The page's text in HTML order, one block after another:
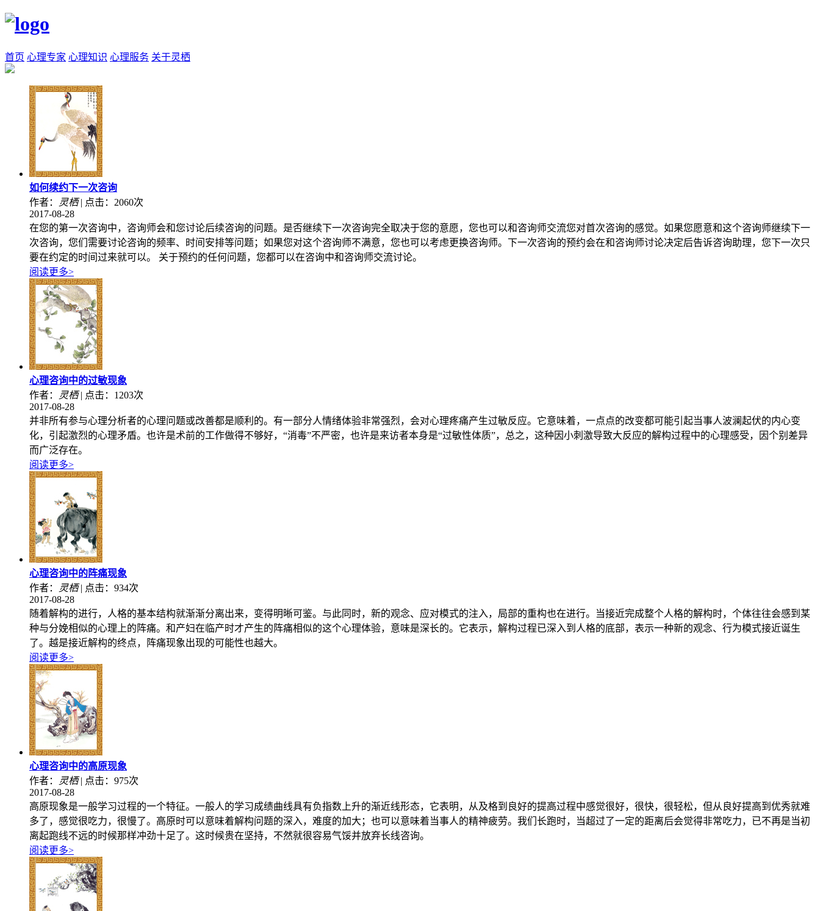
首页 心理专家 心理知识 心理服务 关于灵栖
如何续约下一次咨询
作者：
灵栖 | 点击：2060次
2017-08-28
在您的第一次咨询中，咨询师会和您讨论后续咨询的问题。是否继续下一次咨询完全取决于您的意愿，您也可以和咨询师交流您对首次咨询的感觉。如果您愿意和这个咨询师继续下一
次咨询，您们需要讨论咨询的频率、时间安排等问题；如果您对这个咨询师不满意，您也可以考虑更换咨询师。下一次咨询的预约会在和咨询师讨论决定后告诉咨询助理，您下一次只
要在约定的时间过来就可以。 关于预约的任何问题，您都可以在咨询中和咨询师交流讨论。
阅读更多>
心理咨询中的过敏现象
作者：
灵栖 | 点击：1203次
2017-08-28
并非所有参与心理分析者的心理问题或改善都是顺利的。有一部分人情绪体验非常强烈，会对心理疼痛产生过敏反应。它意味着，一点点的改变都可能引起当事人波澜起伏的内心变
化，引起激烈的心理矛盾。也许是术前的工作做得不够好，“消毒”不严密，也许是来访者本身是“过敏性体质”，总之，这种因小刺激导致大反应的解构过程中的心理感受，因个别差异
而广泛存在。
阅读更多>
心理咨询中的阵痛现象
作者：
灵栖 | 点击：934次
2017-08-28
随着解构的进行，人格的基本结构就渐渐分离出来，变得明晰可鉴。与此同时，新的观念、应对模式的注入，局部的重构也在进行。当接近完成整个人格的解构时，个体往往会感到某
种与分娩相似的心理上的阵痛。和产妇在临产时才产生的阵痛相似的这个心理体验，意味是深长的。它表示，解构过程已深入到人格的底部，表示一种新的观念、行为模式接近诞生
了。越是接近解构的终点，阵痛现象出现的可能性也越大。
阅读更多>
心理咨询中的高原现象
作者：
灵栖 | 点击：975次
2017-08-28
高原现象是一般学习过程的一个特征。一般人的学习成绩曲线具有负指数上升的渐近线形态，它表明，从及格到良好的提高过程中感觉很好，很快，很轻松，但从良好提高到优秀就难
多了，感觉很吃力，很慢了。高原时可以意味着解构问题的深入，难度的加大；也可以意味着当事人的精神疲劳。我们长跑时，当超过了一定的距离后会觉得非常吃力，已不再是当初
离起跑线不远的时候那样冲劲十足了。这时候贵在坚持，不然就很容易气馁并放弃长线咨询。
阅读更多>